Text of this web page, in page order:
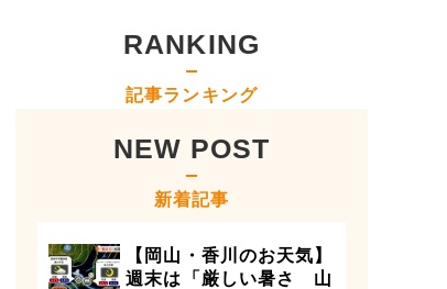
RANKING
記事ランキング
NEW POST
新着記事
【岡山・香川のお天気】
週末は「厳しい暑さ 山